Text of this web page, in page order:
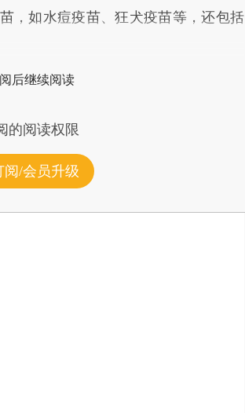
，如水痘疫苗、狂犬疫苗等，还包括
后继续阅读
的阅读权限
阅/会员升级